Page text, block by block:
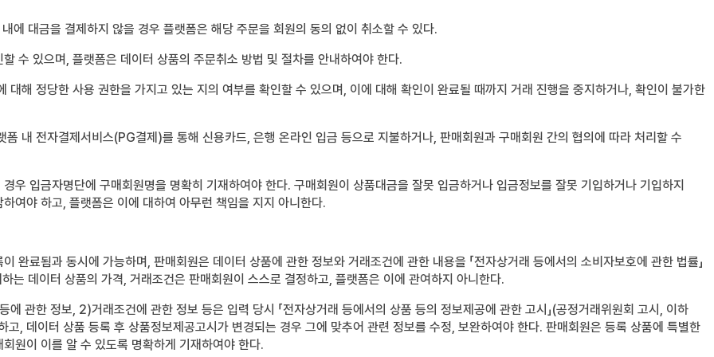
에 대금을 결제하지 않을 경우 플랫폼은 해당 주문을 회원의 동의 없이 취소할 수 있다.
수 있으며, 플랫폼은 데이터 상품의 주문취소 방법 및 절차를 안내하여야 한다.
해 정당한 사용 권한을 가지고 있는 지의 여부를 확인할 수 있으며, 이에 대해 확인이 완료될 때까지 거래 진행을 중지하거나, 확인이 불가한
내 전자결제서비스(PG결제)를 통해 신용카드, 은행 온라인 입금 등으로 지불하거나, 판매회원과 구매회원 간의 협의에 따라 처리할 수
우 입금자명단에 구매회원명을 명확히 기재하여야 한다. 구매회원이 상품대금을 잘못 입금하거나 입금정보를 잘못 기입하거나 기입하지
여야 하고, 플랫폼은 이에 대하여 아무런 책임을 지지 아니한다.
완료됨과 동시에 가능하며, 판매회원은 데이터 상품에 관한 정보와 거래조건에 관한 내용을 「전자상거래 등에서의 소비자보호에 관한 법률」
는 데이터 상품의 가격, 거래조건은 판매회원이 스스로 결정하고, 플랫폼은 이에 관여하지 아니한다.
관한 정보, 2)거래조건에 관한 정보 등은 입력 당시 「전자상거래 등에서의 상품 등의 정보제공에 관한 고시」(공정거래위원회 고시, 이하
고, 데이터 상품 등록 후 상품정보제공고시가 변경되는 경우 그에 맞추어 관련 정보를 수정, 보완하여야 한다. 판매회원은 등록 상품에 특별한
원이 이를 알 수 있도록 명확하게 기재하여야 한다.